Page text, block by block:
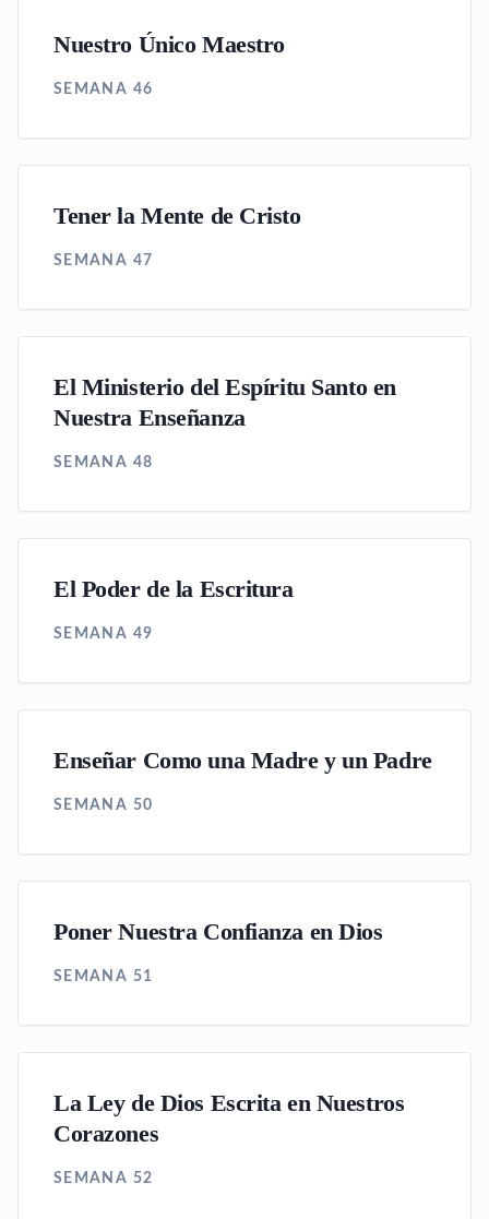
Nuestro Único Maestro
SEMANA 46
Tener la Mente de Cristo
SEMANA 47
El Ministerio del Espíritu Santo en
Nuestra Enseñanza
SEMANA 48
El Poder de la Escritura
SEMANA 49
Enseñar Como una Madre y un Padre
SEMANA 50
Poner Nuestra Confianza en Dios
SEMANA 51
La Ley de Dios Escrita en Nuestros
Corazones
SEMANA 52